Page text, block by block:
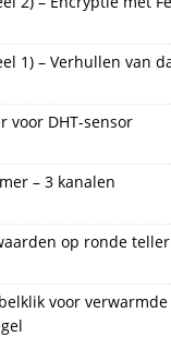
1) – Verhullen van
voor DHT-sensor
– 3 kanalen
op ronde teller
voor verwarmde